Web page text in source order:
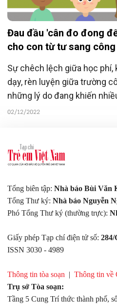
Đau đầu 'cân đo đong
cho con từ tư sang công
Sự chêch lệch giữa học phí,
dạy, rèn luyện giữa trường
những lý do đang khiến
"cân đo đong đếm" việc
02/12/2022
Tổng biên tập: Nhà báo Bùi Văn
Tổng Thư ký: Nhà báo Nguyễn
Phó Tổng Thư ký (thường trực):
Giấy phép Tạp chí điện tử số:
ISSN 3030 - 4989
Thông tin tòa soạn | Thông tin về
Trụ sở Tòa soạn:
Tầng 5 Cung Trí thức thành phố,